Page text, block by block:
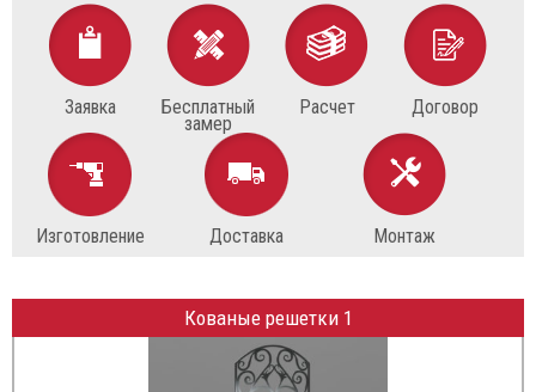
Заявка Бесплатный
замер
Расчет Договор
Изготовление Доставка Монтаж
Кованые решетки 1